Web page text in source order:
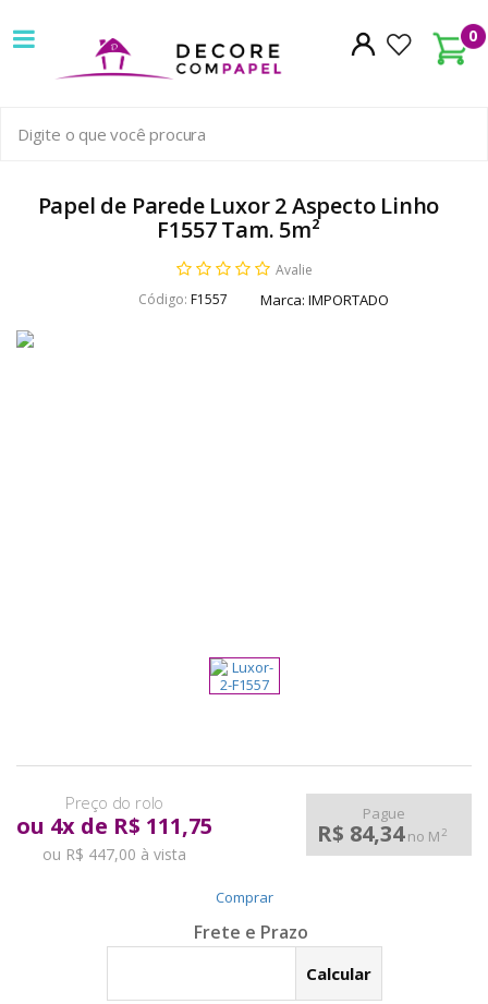
0
Decore
com
papel
pioneira
venda
Papel de Parede Luxor 2 Aspecto Linho
F1557 Tam. 5m²
Avalie
Código: F1557 Marca: IMPORTADO
ou 4x de R$ 111,75
ou R$ 447,00 à vista
Pague
R$ 84,34no M2
Comprar
Calcular o Frete